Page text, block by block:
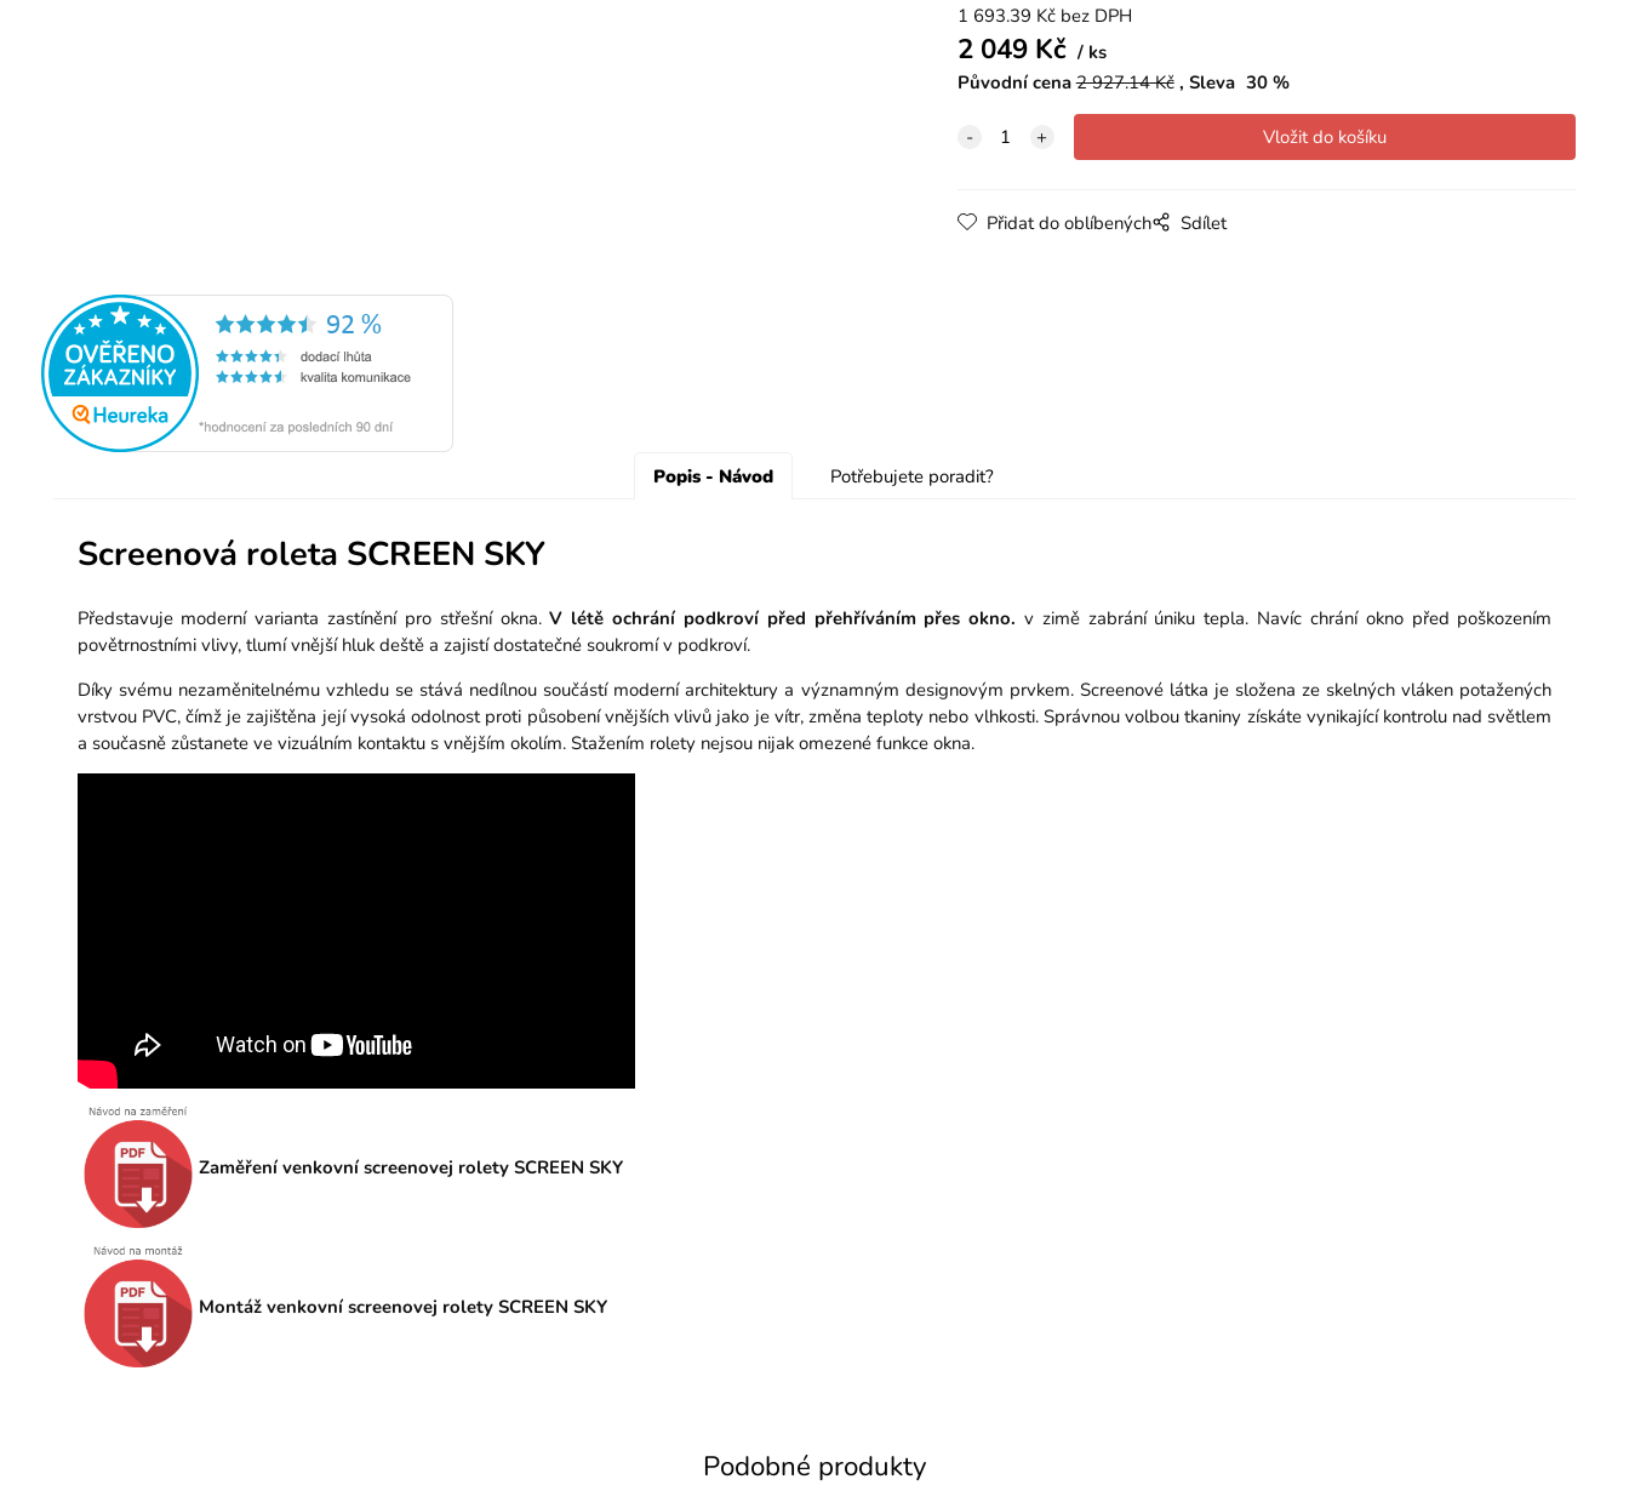
1 693.39 Kč bez DPH
2 049Kč
ks
Původní cena 2 927.14Kč Sleva 30%
Přidat do oblíbených Sdílet
Popis - Návod Potřebujete poradit?
Screenová roleta SCREEN SKY
Představuje moderní varianta zastínění pro střešní okna.V létě ochrání podkroví před přehříváním přes okno. v zimě zabrání úniku tepla. Navíc chrání okno před poškozením
povětrnostními vlivy, tlumí vnější hluk deště a zajistí dostatečné soukromí v podkroví.
Díky svému nezaměnitelnému vzhledu se stává nedílnou součástí moderní architektury a významným designovým prvkem. Screenové látka je složena ze skelných vláken potažených
vrstvou PVC, čímž je zajištěna její vysoká odolnost proti působení vnějších vlivů jako je vítr, změna teploty nebo vlhkosti. Správnou volbou tkaniny získáte vynikající kontrolu nad světlem
a současně zůstanete ve vizuálním kontaktu s vnějším okolím. Stažením rolety nejsou nijak omezené funkce okna.
Zaměření venkovní screenovej rolety SCREEN SKY
Montáž venkovní screenovej rolety SCREEN SKY
Podobné produkty